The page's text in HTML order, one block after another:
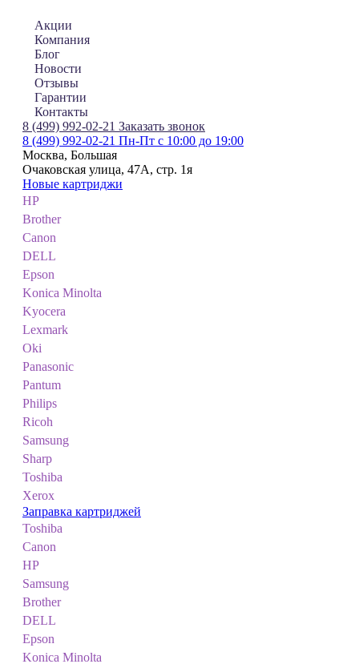
Акции
Компания
Блог
Новости
Отзывы
Гарантии
Контакты
8 (499) 992-02-21 Заказать звонок
8 (499) 992-02-21 Пн-Пт с 10:00 до 19:00
Москва, Большая
Очаковская улица, 47А, стр. 1я
Новые картриджи
HP
Brother
Canon
DELL
Epson
Konica Minolta
Kyocera
Lexmark
Oki
Panasonic
Pantum
Philips
Ricoh
Samsung
Sharp
Toshiba
Xerox
Заправка картриджей
Toshiba
Canon
HP
Samsung
Brother
DELL
Epson
Konica Minolta